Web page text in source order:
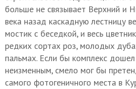
больше не связывает Верхний и
века назад каскадную лестницу
мостик с беседкой, и весь
редких сортах роз, молодых
пальмах. Если бы комплекс
неизменным, смело мог бы
самого фотогеничного места в